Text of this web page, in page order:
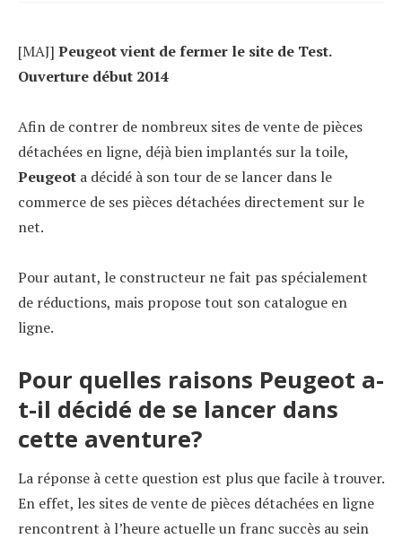
[MAJ] Peugeot vient de fermer le site de Test.
Ouverture début 2014
Afin de contrer de nombreux sites de vente de pièces
détachées en ligne, déjà bien implantés sur la toile,
Peugeot a décidé à son tour de se lancer dans le
commerce de ses pièces détachées directement sur le
net.
Pour autant, le constructeur ne fait pas spécialement
de réductions, mais propose tout son catalogue en
ligne.
Pour quelles raisons Peugeot a-
t-il décidé de se lancer dans
cette aventure?
La réponse à cette question est plus que facile à trouver.
En effet, les sites de vente de pièces détachées en ligne
rencontrent à l’heure actuelle un franc succès au sein